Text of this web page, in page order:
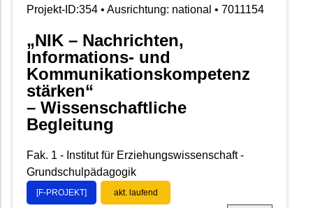
Projekt-ID:354 • Ausrichtung: national • 7011154
„NIK – Nachrichten,
Informations- und
Kommunikationskompetenz
stärken“
– Wissenschaftliche
Begleitung
Fak. 1 - Institut für Erziehungswissenschaft -
Grundschulpädagogik
[F-PROJEKT] akt. laufend